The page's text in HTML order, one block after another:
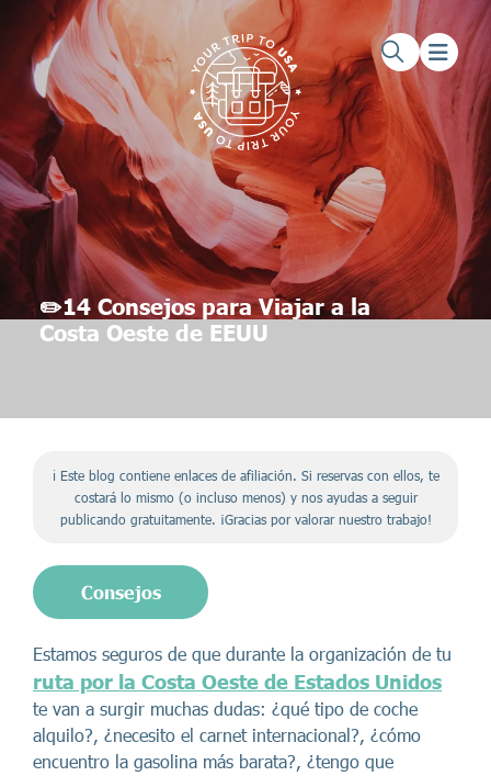
Saltar al contenido principal
Saltar al pie de página
✏️14 Consejos para Viajar a la
Costa Oeste de EEUU
ℹ️ Este blog contiene enlaces de afiliación. Si reservas con ellos, te
costará lo mismo (o incluso menos) y nos ayudas a seguir
publicando gratuitamente. ¡Gracias por valorar nuestro trabajo!
Consejos
Estamos seguros de que durante la organización de tu
ruta por la Costa Oeste de Estados Unidos
te van a surgir muchas dudas: ¿qué tipo de coche
alquilo?, ¿necesito el carnet internacional?, ¿cómo
encuentro la gasolina más barata?, ¿tengo que